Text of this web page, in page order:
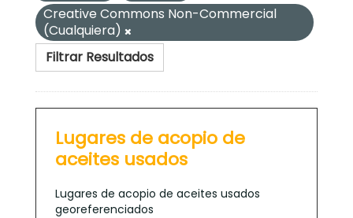
Creative Commons Non-Commercial
(Cualquiera)
Filtrar Resultados
Lugares de acopio de
aceites usados
Lugares de acopio de aceites usados
georeferenciados